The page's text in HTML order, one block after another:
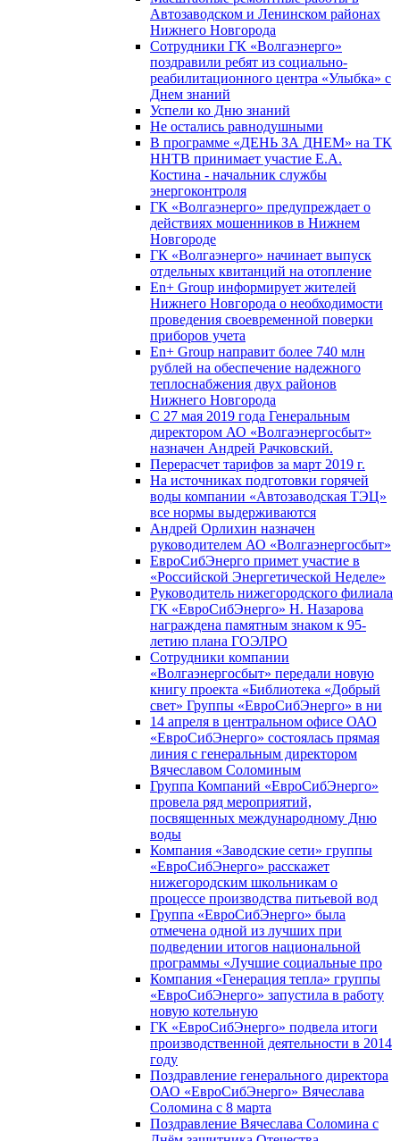
Автозаводском и Ленинском районах
Нижнего Новгорода
Сотрудники ГК «Волгаэнерго»
поздравили ребят из социально-
реабилитационного центра «Улыбка» с
Днем знаний
Успели ко Дню знаний
Не остались равнодушными
В программе «ДЕНЬ ЗА ДНЕМ» на ТК
ННТВ принимает участие Е.А.
Костина - начальник службы
энергоконтроля
ГК «Волгаэнерго» предупреждает о
действиях мошенников в Нижнем
Новгороде
ГК «Волгаэнерго» начинает выпуск
отдельных квитанций на отопление
En+ Group информирует жителей
Нижнего Новгорода о необходимости
проведения своевременной поверки
приборов учета
En+ Group направит более 740 млн
рублей на обеспечение надежного
теплоснабжения двух районов
Нижнего Новгорода
С 27 мая 2019 года Генеральным
директором АО «Волгаэнергосбыт»
назначен Андрей Рачковский.
Перерасчет тарифов за март 2019 г.
На источниках подготовки горячей
воды компании «Автозаводская ТЭЦ»
все нормы выдерживаются
Андрей Орлихин назначен
руководителем АО «Волгаэнергосбыт»
ЕвроСибЭнерго примет участие в
«Российской Энергетической Неделе»
Руководитель нижегородского филиала
ГК «ЕвроСибЭнерго» Н. Назарова
награждена памятным знаком к 95-
летию плана ГОЭЛРО
Сотрудники компании
«Волгаэнергосбыт» передали новую
книгу проекта «Библиотека «Добрый
свет» Группы «ЕвроСибЭнерго» в ни
14 апреля в центральном офисе ОАО
«ЕвроСибЭнерго» состоялась прямая
линия с генеральным директором
Вячеславом Соломиным
Группа Компаний «ЕвроСибЭнерго»
провела ряд мероприятий,
посвященных международному Дню
воды
Компания «Заводские сети» группы
«ЕвроСибЭнерго» расскажет
нижегородским школьникам о
процессе производства питьевой вод
Группа «ЕвроСибЭнерго» была
отмечена одной из лучших при
подведении итогов национальной
программы «Лучшие социальные про
Компания «Генерация тепла» группы
«ЕвроСибЭнерго» запустила в работу
новую котельную
ГК «ЕвроСибЭнерго» подвела итоги
производственной деятельности в 2014
году
Поздравление генерального директора
ОАО «ЕвроСибЭнерго» Вячеслава
Соломина с 8 марта
Поздравление Вячеслава Соломина с